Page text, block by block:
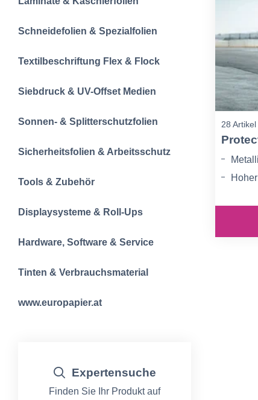
Schneidefolien &‍ Spezialfolien
Textilbeschriftun‍g‍ Flex & Flock
Siebdruck & UV-Offset Medien
Sonnen- & Splitterschutzfolien
Sicherheitsfolien & Arbeitsschutz
Tools & Zubehör
Displaysysteme & Roll-Ups
Hardware, Software & Service
Tinten & Verbrauchsmaterial
www.europapier.at
Expertensuche
Finden Sie Ihr Produkt auf
28 Artikel